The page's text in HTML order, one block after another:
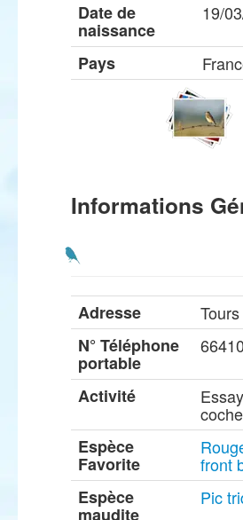
Date de
naissance
19/
Pays
Informations
Adresse
Tours
N° Téléphone
portable
Activité
Espèce
Favorite
front
Espèce
maudite
Pic